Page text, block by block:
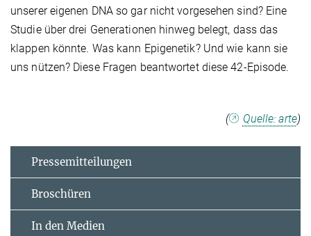
unserer eigenen DNA so gar nicht vorgesehen sind? Eine
Studie über drei Generationen hinweg belegt, dass das
klappen könnte. Was kann Epigenetik? Und wie kann sie
uns nützen? Diese Fragen beantwortet diese 42-Episode.
( Quelle: arte)
Pressemitteilungen
Broschüren
In den Medien